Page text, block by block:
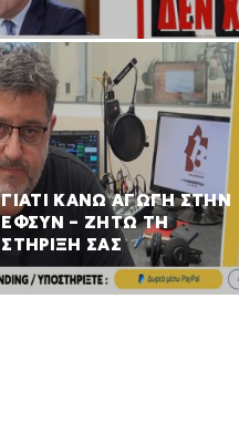
ΓΙΑΤΙ ΚΑΝΩ ΑΓΩΓΗ ΣΤΗΝ
ΕΦΣΥΝ – ΖΗΤΩ ΤΗ
ΣΤΗΡΙΞΗ ΣΑΣ